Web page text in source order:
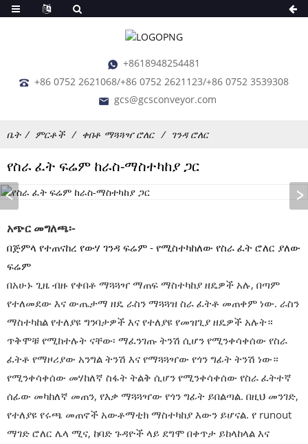
+8618948254481
+86 0752 2621068/+86 0752 2621123/+86 0752 3539308
gcs@gcsconveyor.com
ቤት ምርቶች ቀበቶ ማጓጓዣ ሮለር ገንዳ ሮለር
የስራ ፈት ፍሬም ከራስ-ማስተካከያ ጋር
አጭር መግለጫ፡-
በጅምላ የተጠናከረ የውሃ ገንዳ ፍሬም - የሚስተካከለው የስራ ፈት ሮለር ያለው
ፍሬም
በአሁኑ ጊዜ ብዙ የቀበቶ ማጓጓዣ ማጠፍ ማስተካከያ ዘዴዎች አሉ, በጣም
የተለመደው እና ውጤታማ ዘዴ ራስን ማጓጓዝ ስራ ፈትቶ መጠቀም ነው. ራስን
ማስተካከል የተለያዩ ግንባታዎች እና የተለያዩ የመዝጊያ ዘዴዎች አሉት።
ጥቅሞቹ የሚከተሉት ናቸው፡ ማፈንገጡ ትንሽ ሲሆን የሚንቀሳቀሰው የስራ
ፈትቶ የማዞሪያው አንግል ትንሽ እና የማጓጓዣው የጎን ግፊት ትንሽ ነው።
የሚንቀሳቀሰው መሃከለኛ ስፋት ትልቅ ሲሆን የሚንቀሳቀሰው የስራ ፈትተኛ
ሰፊው መካከለኛ መጠን, የእቃ ማጓጓዣው የጎን ግፊት ይበልጣል. በዚህ መንገድ,
የተለያዩ የሩጫ መጠኖች አውቶማቲክ ማስተካከያ እውን ይሆናል. የ runout
ማገድ ሮለር ሌላ ሚና, ከባድ ጉዳዮች ላይ ደግሞ በቀጥታ ይከላከላል እና